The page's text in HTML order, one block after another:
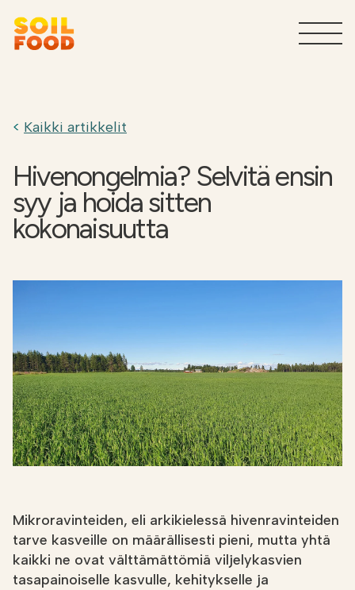
Sivuvirtojen käsittelypalvelut
teollisuudelle
Tuotteet teollisuudelle
FI Etsi
VERKKOKAUPPA
Kaikki artikkelit
Hivenongelmia? Selvitä ensin
syy ja hoida sitten
kokonaisuutta
Mikroravinteiden, eli arkikielessä hivenravinteiden
tarve kasveille on määrällisesti pieni, mutta yhtä
kaikki ne ovat välttämättömiä viljelykasvien
tasapainoiselle kasvulle, kehitykselle ja